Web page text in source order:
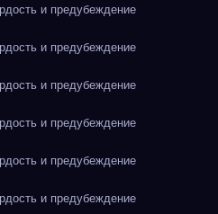
и предубеждение
и предубеждение
и предубеждение
и предубеждение
и предубеждение
и предубеждение